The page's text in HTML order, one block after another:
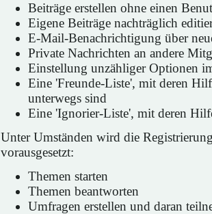
Beiträge erstellen ohne einen
Eigene Beiträge nachträglich
E-Mail-Benachrichtigung über
Private Nachrichten an andere
Einstellung unzähliger Optionen
Eine 'Freunde-Liste', mit deren
unterwegs sind
Eine 'Ignorier-Liste', mit deren
Unter Umständen wird die
vorausgesetzt:
Themen starten
Themen beantworten
Umfragen erstellen und daran